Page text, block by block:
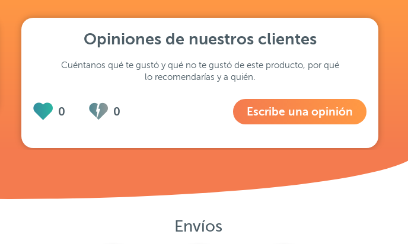
Opiniones de nuestros clientes
Cuéntanos qué te gustó y qué no te gustó de este producto, por qué
lo recomendarías y a quién.
0 0 Escribe una opinión
Envíos